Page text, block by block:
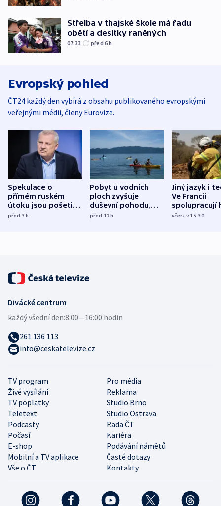
Střelba v thajské škole má řadu
obětí a desítky raněných
07:33 před 6h
Evropský pohled
ČT24 každý den vybírá z obsahu publikovaného evropskými
veřejnými médii, členy Eurovize.
Spekulace o
přímém ruském
útoku jsou pošetilé,
míní estonský
před 3h
Pobyt u vodních
ploch zvyšuje
duševní pohodu,
ukázala
před 12h
Jiný jazyk i
Ve Francii
spolupracují
různých zemí
včera v 15:30
TV program
Pro média
Živé vysílání
Reklama
TV poplatky
Studio Brno
Teletext
Studio Ostrava
Podcasty
Rada ČT
Počasí
Kariéra
E-shop
Podávání námětů
Mobilní a TV aplikace
Časté dotazy
Vše o ČT
Kontakty
Divácké centrum
každý všední den:8:00—16:00 hodin
261 136 113
info@ceskatelevize.cz